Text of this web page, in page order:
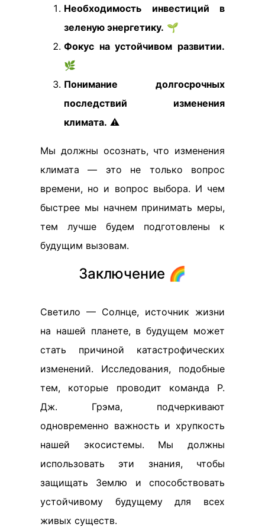
Необходимость инвестиций в
зеленую энергетику. 🌱
Фокус на устойчивом развитии.
🌿
Понимание долгосрочных
последствий изменения
климата. ⚠️
Мы должны осознать, что изменения
климата — это не только вопрос
времени, но и вопрос выбора. И чем
быстрее мы начнем принимать меры,
тем лучше будем подготовлены к
будущим вызовам.
Заключение 🌈
Светило — Солнце, источник жизни
на нашей планете, в будущем может
стать причиной катастрофических
изменений. Исследования, подобные
тем, которые проводит команда Р.
Дж. Грэма, подчеркивают
одновременно важность и хрупкость
нашей экосистемы. Мы должны
использовать эти знания, чтобы
защищать Землю и способствовать
устойчивому будущему для всех
живых существ.